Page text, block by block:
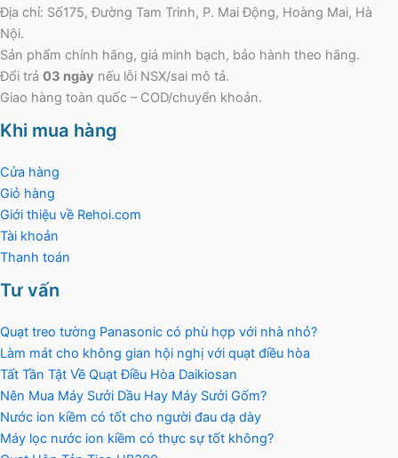
Địa chỉ: Số175, Đường Tam Trinh, P. Mai Động, Hoàng Mai, Hà
Nội.
Sản phẩm chính hãng, giá minh bạch, bảo hành theo hãng.
Đổi trả 03 ngày nếu lỗi NSX/sai mô tả.
Giao hàng toàn quốc – COD/chuyển khoản.
Khi mua hàng
Cửa hàng
Giỏ hàng
Giới thiệu về Rehoi.com
Tài khoản
Thanh toán
Tư vấn
Quạt treo tường Panasonic có phù hợp với nhà nhỏ?
Làm mát cho không gian hội nghị với quạt điều hòa
Tất Tần Tật Về Quạt Điều Hòa Daikiosan
Nên Mua Máy Sưởi Dầu Hay Máy Sưởi Gốm?
Nước ion kiềm có tốt cho người đau dạ dày
Máy lọc nước ion kiềm có thực sự tốt không?